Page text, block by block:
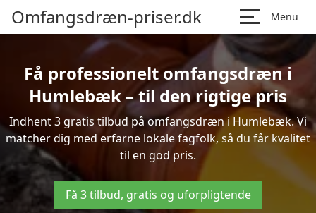
Omfangsdræn-priser.dk Menu
Få professionelt omfangsdræn i
Humlebæk – til den rigtige pris
Indhent 3 gratis tilbud på omfangsdræn i Humlebæk. Vi
matcher dig med erfarne lokale fagfolk, så du får kvalitet
til en god pris.
Få 3 tilbud, gratis og uforpligtende